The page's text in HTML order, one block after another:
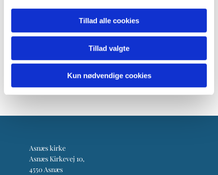
Tillad alle cookies
Tillad valgte
Kun nødvendige cookies
Asnæs kirke
Asnæs Kirkevej 10,
4550 Asnæs